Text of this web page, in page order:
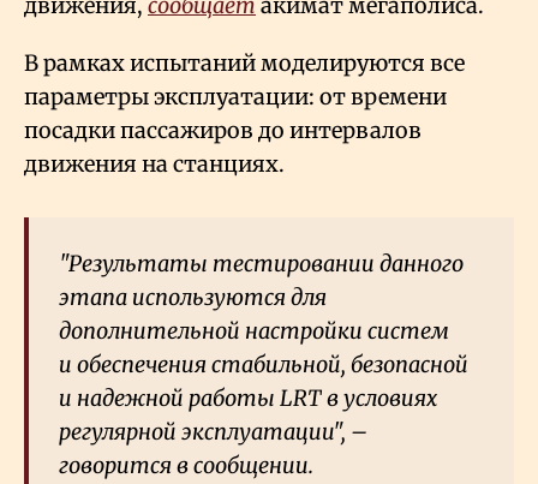
движения, сообщает акимат мегаполиса.
В рамках испытаний моделируются все
параметры эксплуатации: от времени
посадки пассажиров до интервалов
движения на станциях.
"Результаты тестировании данного
этапа используются для
дополнительной настройки систем
и обеспечения стабильной, безопасной
и надежной работы LRT в условиях
регулярной эксплуатации", –
говорится в сообщении.